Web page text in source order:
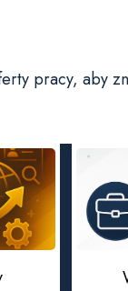
pracy, aby